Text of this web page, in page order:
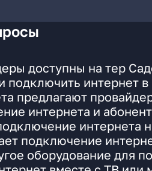
доступны на тер
подключить интернет
предлагают
интернета и
интернета
подключение
оборудование для